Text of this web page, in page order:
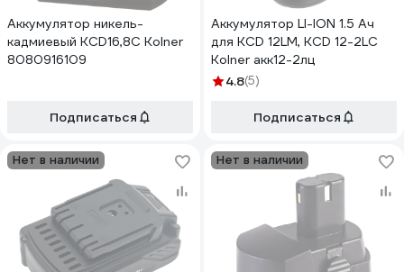
Аккумулятор никель-
кадмиевый KCD16,8С Kolner
8080916109
Подписаться
Аккумулятор LI-ION 1.5 Ач
для KCD 12LM, KCD 12-2LС
Kolner акк12-2лц
4.8(5)
Подписаться
Нет в наличии Нет в наличии